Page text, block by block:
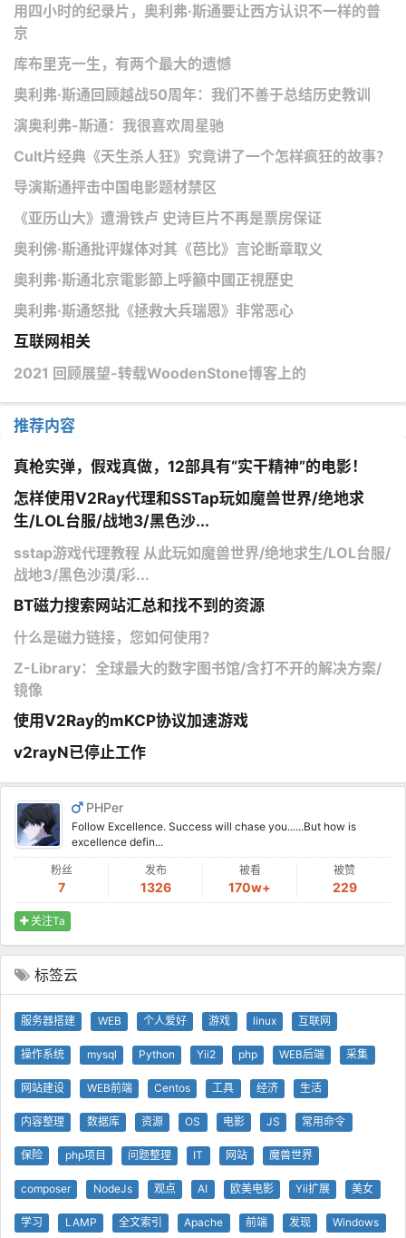
用四小时的纪录片，奥利弗·斯通要让西方认识不一样的普
京
库布里克一生，有两个最大的遗憾
奥利弗·斯通回顾越战50周年：我们不善于总结历史教训
演奥利弗-斯通：我很喜欢周星驰
Cult片经典《天生杀人狂》究竟讲了一个怎样疯狂的故事？
导演斯通抨击中国电影题材禁区
《亚历山大》遭滑铁卢 史诗巨片不再是票房保证
奥利佛·斯通批评媒体对其《芭比》言论断章取义
奧利弗·斯通北京電影節上呼籲中國正視歷史
奥利弗·斯通怒批《拯救大兵瑞恩》非常恶心
互联网相关
2021 回顾展望-转载WoodenStone博客上的
推荐内容
真枪实弹，假戏真做，12部具有“实干精神”的电影！
怎样使用V2Ray代理和SSTap玩如魔兽世界/绝地求
生/LOL台服/战地3/黑色沙...
sstap游戏代理教程 从此玩如魔兽世界/绝地求生/LOL台服/
战地3/黑色沙漠/彩...
BT磁力搜索网站汇总和找不到的资源
什么是磁力链接，您如何使用？
Z-Library：全球最大的数字图书馆/含打不开的解决方案/
镜像
使用V2Ray的mKCP协议加速游戏
v2rayN已停止工作
PHPer
Follow Excellence. Success will chase you......But how is
excellence defin...
粉丝
7
发布
1326
被看
170w+
被赞
229
关注Ta
标签云
服务器搭建 WEB 个人爱好 游戏 linux 互联网
操作系统 mysql Python Yii2 php WEB后端 采集
网站建设 WEB前端 Centos 工具 经济 生活
内容整理 数据库 资源 OS 电影 JS 常用命令
保险 php项目 问题整理 IT 网站 魔兽世界
composer NodeJs 观点 AI 欧美电影 Yii扩展 美女
学习 LAMP 全文索引 Apache 前端 发现 Windows